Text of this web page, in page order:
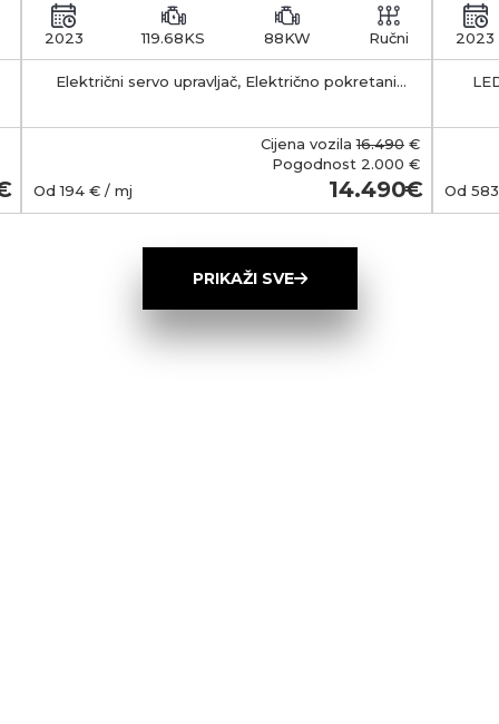
2023 119.68KS 88KW Ručni
Električni servo upravljač, Električno pokretani
Cijena vozila16.490 €
Pogodnost 2.000 €
Od194€ / mj 14.490
2023
Od 583
PRIKAŽI SVE